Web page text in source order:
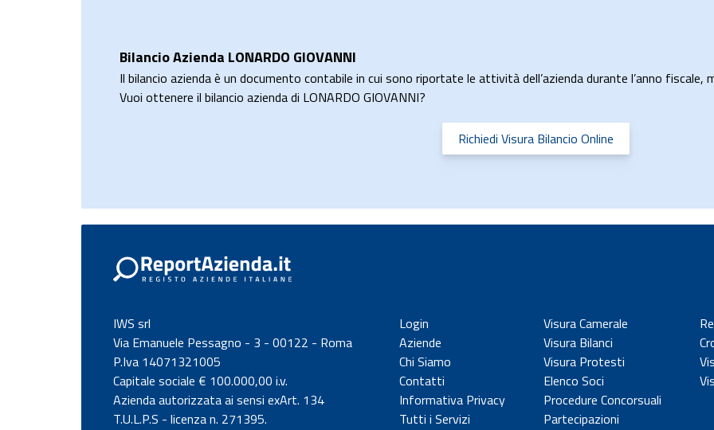
Bilancio Azienda LONARDO GIOVANNI
Il bilancio azienda è un documento contabile in cui sono riportate le attività dell’azienda durante l’anno fiscale,
Vuoi ottenere il bilancio azienda di LONARDO GIOVANNI?
Richiedi Visura Bilancio Online
IWS srl
Via Emanuele Pessagno - 3 - 00122 - Roma
P.Iva 14071321005
Capitale sociale € 100.000,00 i.v.
Azienda autorizzata ai sensi exArt. 134
T.U.L.P.S - licenza n. 271395.
Login
Aziende
Chi Siamo
Contatti
Informativa Privacy
Tutti i Servizi
Visura Camerale
Visura Bilanci
Visura Protesti
Elenco Soci
Procedure Concorsuali
Partecipazioni